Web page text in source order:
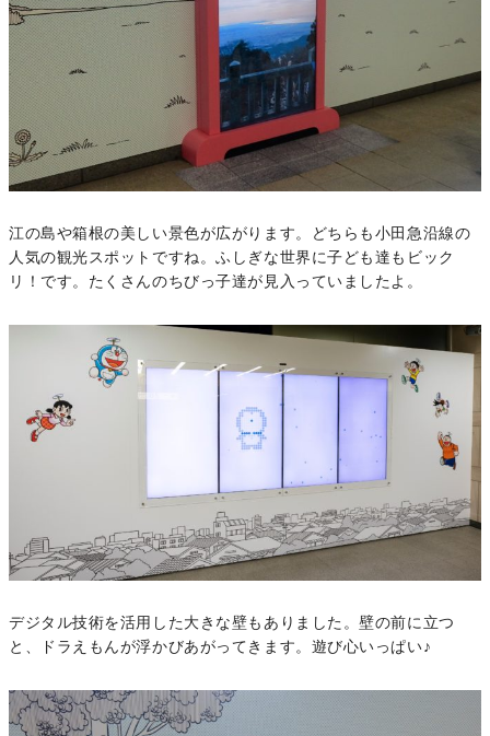
江の島や箱根の美しい景色が広がります。どちらも小田急沿線の
人気の観光スポットですね。ふしぎな世界に子ども達もビック
リ！です。たくさんのちびっ子達が見入っていましたよ。
デジタル技術を活用した大きな壁もありました。壁の前に立つ
と、ドラえもんが浮かびあがってきます。遊び心いっぱい♪